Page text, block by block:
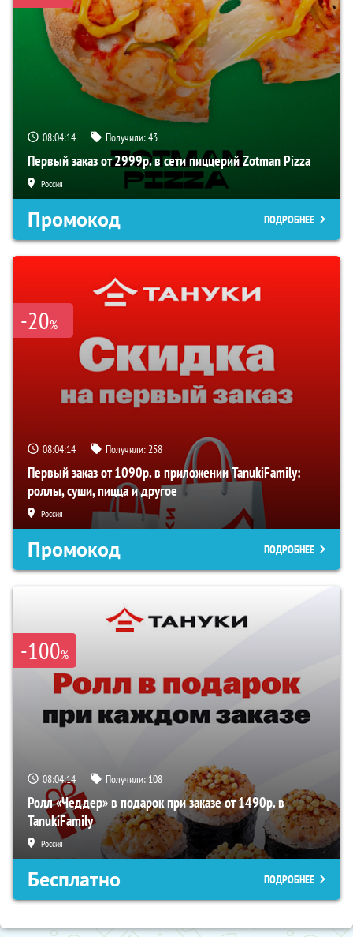
08:04:14 Получили:43
Первый заказ от 2999р. в сети пиццерий Zotman Pizza
Россия
Промокод ПОДРОБНЕЕ
-20%
08:04:14 Получили:258
Первый заказ от 1090р. в приложении TanukiFamily:
роллы, суши, пицца и другое
Россия
Промокод ПОДРОБНЕЕ
-100%
08:04:14 Получили: 108
Ролл «Чеддер» в подарок при заказе от 1490р. в
TanukiFamily
Россия
Бесплатно ПОДРОБНЕЕ